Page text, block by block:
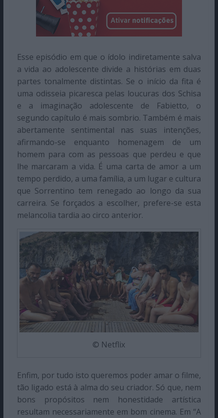
Esse episódio em que o ídolo indiretamente salva
a vida ao adolescente divide a histórias em duas
partes tonalmente distintas. Se o início da fita é
uma odisseia picaresca pelas loucuras dos Schisa
e a imaginação adolescente de Fabietto, o
segundo capítulo é mais sombrio. Também é mais
abertamente sentimental nas suas intenções,
afirmando-se enquanto homenagem de um
homem para com as pessoas que perdeu e que
lhe marcaram a vida. É uma carta de amor a um
tempo perdido, a uma família, a um lugar e cultura
que Sorrentino tem renegado ao longo da sua
carreira. Se forçados a escolher, prefere-se esta
melancolia tardia ao circo anterior.
© Netflix
Enfim, por tudo isto queremos poder amar o filme,
tão ligado está à alma do seu criador. Só que, nem
bons propósitos nem honestidade artística
resultam necessariamente em bom cinema. Em “A